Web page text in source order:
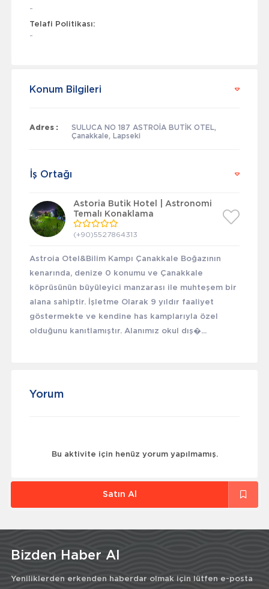
-
Telafi Politikası:
-
Konum Bilgileri
Adres :
SULUCA NO 187 ASTROİA BUTİK OTEL,
Çanakkale, Lapseki
İş Ortağı
Astoria Butik Hotel | Astronomi
Temalı Konaklama
(+90)5527864313
Astroia Otel&Bilim Kampı Çanakkale Boğazının
kenarında, denize 0 konumu ve Çanakkale
köprüsünün büyüleyici manzarası ile muhteşem bir
alana sahiptir. İşletme Olarak 9 yıldır faaliyet
göstermekte ve kendine has kamplarıyla özel
olduğunu kanıtlamıştır. Alanımız okul dış�...
Yorum
Bu aktivite için henüz yorum yapılmamış.
Satın Al
Bizden Haber Al
Yeniliklerden erkenden haberdar olmak için lütfen e-posta